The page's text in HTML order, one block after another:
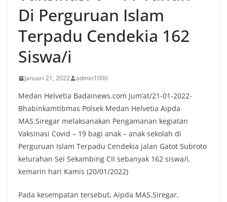
Di Perguruan Islam
Terpadu Cendekia 162
Siswa/i
Januari 21, 2022 admin1000
Medan Helvetia Badainews.com Jum’at/21-01-2022-
Bhabinkamtibmas Polsek Medan Helvetia Aipda
MAS.Siregar melaksanakan Pengamanan kegiatan
Vaksinasi Covid – 19 bagi anak – anak sekolah di
Perguruan Islam Terpadu Cendekia jalan Gatot Subroto
kelurahan Sei Sekambing CII sebanyak 162 siswa/i,
kemarin hari Kamis (20/01/2022)
Pada kesempatan tersebut, Aipda MAS.Siregar,